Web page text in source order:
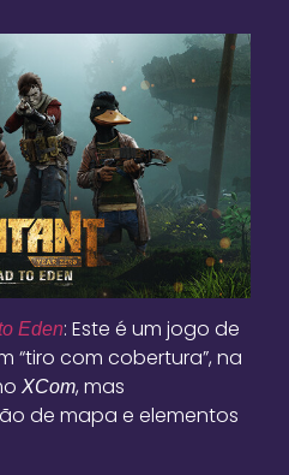
Eden: Este é um jogo de
“tiro com cobertura”, na
XCom, mas
de mapa e elementos